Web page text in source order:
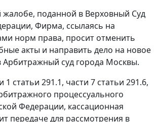
жалобе, поданной в Верховный Суд
Фирма, ссылаясь на
норм права, просит отменить
акты и направить дело на новое
Арбитражный суд города Москвы.
статьи 291.1, части 7 статьи 291.6,
процессуального
Федерации, кассационная
передаче для рассмотрения в